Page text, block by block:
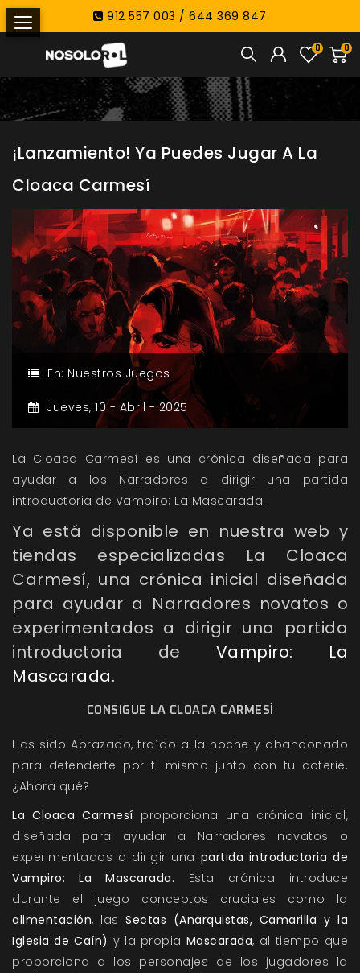
912 557 003 / 644 369 847
0
0
¡Lanzamiento! Ya Puedes Jugar A La
Cloaca Carmesí
En: Nuestros Juegos
Jueves, 10 - Abril -2025
La Cloaca Carmesí es una crónica diseñada para
ayudar a los Narradores a dirigir una partida
introductoria de Vampiro: La Mascarada.
Ya está disponible en nuestra web y
tiendas especializadas La Cloaca
Carmesí, una crónica inicial diseñada
para ayudar a Narradores novatos o
experimentados a dirigir una partida
introductoria de Vampiro: La
Mascarada.
CONSIGUE LA CLOACA CARMESÍ
Has sido Abrazado, traído a la noche y abandonado
para defenderte por ti mismo junto con tu coterie.
¿Ahora qué?
La Cloaca Carmesí proporciona una crónica inicial,
diseñada para ayudar a Narradores novatos o
experimentados a dirigir una partida introductoria de
Vampiro: La Mascarada. Esta crónica introduce
durante el juego conceptos cruciales como la
alimentación, lasSectas (Anarquistas, Camarilla y la
Iglesia de Caín) y la propia Mascarada, al tiempo que
proporciona a los personajes de los jugadores la